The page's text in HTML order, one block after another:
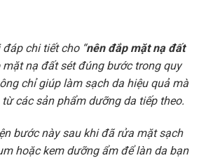
chi tiết cho “nên đắp mặt nạ đất
nạ đất sét đúng bước trong quy
chỉ giúp làm sạch da hiệu quả mà
các sản phẩm dưỡng da tiếp theo.
bước này sau khi đã rửa mặt sạch
hoặc kem dưỡng ẩm để làn da bạn